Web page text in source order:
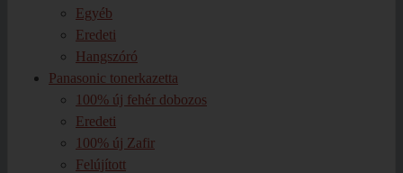
Egyéb
Eredeti
Hangszóró
Panasonic tonerkazetta
100% új fehér dobozos
Eredeti
100% új Zafir
Felújított